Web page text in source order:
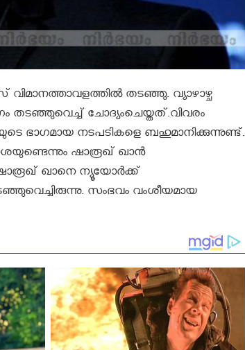
തടഞ്ഞു. വ്യാഴാഴ്ച
ചോദ്യംചെയ്തത്.വിവരം
ഭാഗമായ നടപടികളെ ബഹുമാനിക്കുന്നുണ്ട്.
ഷാരൂഖ് ഖാൻ
ഷാരൂഖ് ഖാനെ ന്യൂ‍യോർക്ക്
സംഭവം വംശീയമായ